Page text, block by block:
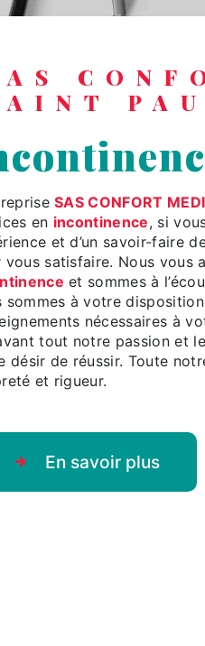
SAS CONFORT
en incontinence, si
et d’un savoir-faire
vous satisfaire. Nous vous
et sommes à
sommes à votre
nécessaires à
tout notre passion et
désir de réussir. Toute
et rigueur.
En savoir plus